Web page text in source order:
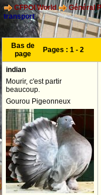
CFPOI World Général
transport
Bas de
page
Pages : 1 - 2
indian
Mourir, c'est partir
beaucoup.
Gourou Pigeonneux